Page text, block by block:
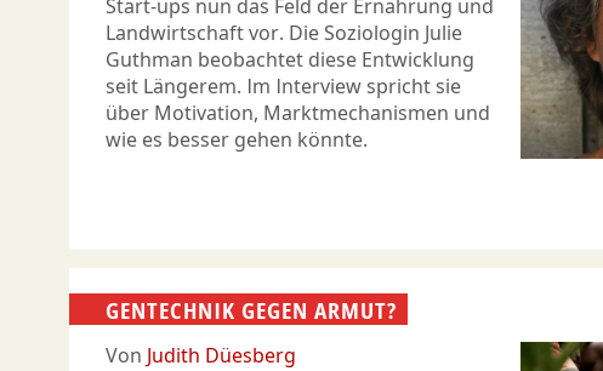
Start-ups nun das Feld der Ernährung und
Landwirtschaft vor. Die Soziologin Julie
Guthman beobachtet diese Entwicklung
seit Längerem. Im Interview spricht sie
über Motivation, Marktmechanismen und
wie es besser gehen könnte.
GENTECHNIK GEGEN ARMUT?
Von Judith Düesberg